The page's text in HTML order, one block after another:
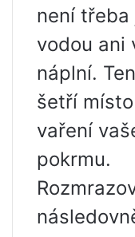
není
vodou ani
náplní.
šetří
vaření
pokrmu.